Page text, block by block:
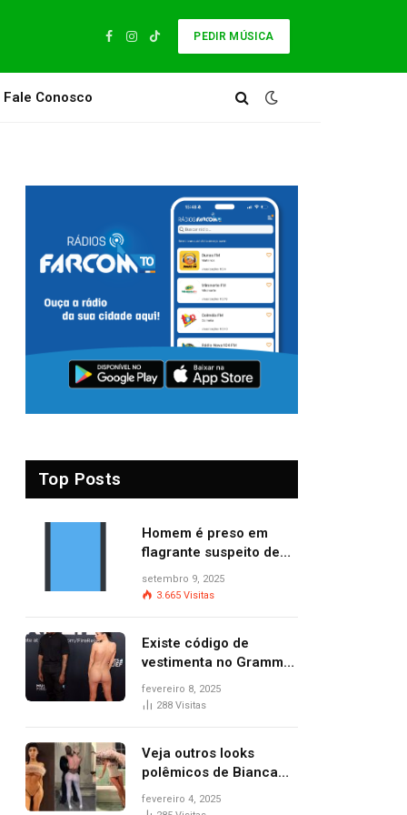
Facebook
Instagram
TikTok
PEDIR MÚSICA
Fale Conosco
Top Posts
Homem é preso em
flagrante suspeito de
provocar dois incêndios
criminosos no mesmo
setembro 9, 2025
3.665 Visitas
Existe código de
vestimenta no Grammy?
Questionamento surgiu
após Bianca Censori,
premiação
fevereiro 8, 2025
288 Visitas
Veja outros looks
polêmicos de Bianca
Censori, esposa de
Kanye West que
fevereiro 4, 2025